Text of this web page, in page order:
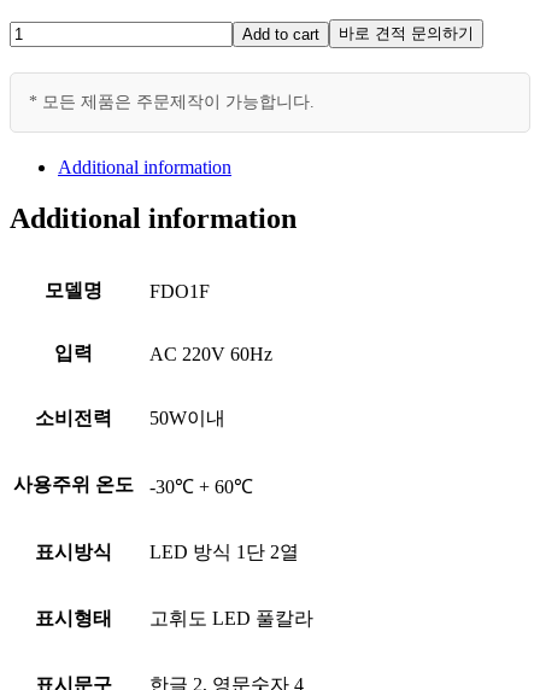
층
만
등
quantity
Add to cart 바로 견적 문의하기
* 모든 제품은 주문제작이 가능합니다.
Additional information
Additional information
모델명 FDO1F
입력 AC 220V 60Hz
소비전력 50W이내
사용주위 온도 -30℃ + 60℃
표시방식 LED 방식 1단 2열
표시형태 고휘도 LED 풀칼라
표시문구 한글 2, 영문숫자 4